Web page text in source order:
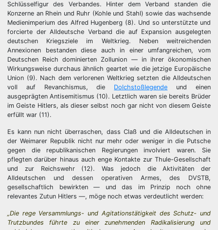
Schlüsselfigur des Verbandes. Hinter dem Verband standen die
Konzerne an Rhein und Ruhr (Kohle und Stahl) sowie das wachsende
Medienimperium des Alfred Hugenberg (8). Und so unterstützte und
forcierte der Alldeutsche Verband die auf Expansion ausgelegten
deutschen Kriegsziele im Weltkrieg. Neben weitreichenden
Annexionen bestanden diese auch in einer umfangreichen, vom
Deutschen Reich dominierten Zollunion — in ihrer ökonomischen
Wirkungsweise durchaus ähnlich geartet wie die jetzige Europäische
Union (9). Nach dem verlorenen Weltkrieg setzten die Alldeutschen
voll auf Revanchismus, die Dolchstoßlegende und einen
ausgeprägten Antisemitismus (10). Letztlich waren sie bereits Brüder
im Geiste Hitlers, als dieser selbst noch gar nicht von diesem Geiste
erfüllt war (11).
Es kann nun nicht überraschen, dass Claß und die Alldeutschen in
der Weimarer Republik nicht nur mehr oder weniger in die Putsche
gegen die republikanischen Regierungen involviert waren. Sie
pflegten darüber hinaus auch enge Kontakte zur Thule-Gesellschaft
und zur Reichswehr (12). Was jedoch die Aktivitäten der
Alldeutschen und dessen operativen Armes, des DVSTB,
gesellschaftlich bewirkten — und das im Prinzip noch ohne
relevantes Zutun Hitlers —, möge noch etwas verdeutlicht werden:
„Die rege Versammlungs- und Agitationstätigkeit des Schutz- und
Trutzbundes führte zu einer zunehmenden Radikalisierung und